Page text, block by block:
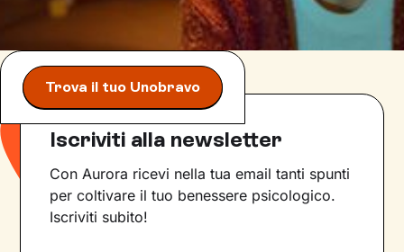
Trova il tuo Unobravo
Iscriviti alla newsletter
Con Aurora ricevi nella tua email tanti spunti
per coltivare il tuo benessere psicologico.
Iscriviti subito!